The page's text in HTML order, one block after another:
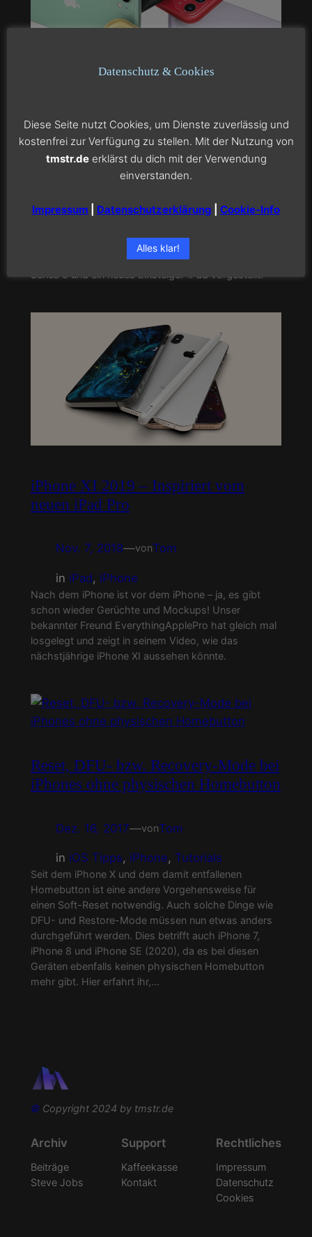
iPhone 11 & Co. | Mein erster
Eindruck
Sep. 11, 2019—vonTom
inApple Watch, iPad, iPhone
neben dem neuen iPhone 11, iPhone 11 Pro und
iPhone 11 Pro Max wurden noch die Apple Watch
Series 5 und ein neues Einsteiger-iPad vorgestellt.
iPhone XI 2019 – Inspiriert vom
neuen iPad Pro
Nov. 7, 2018—vonTom
in iPad, iPhone
Nach dem iPhone ist vor dem iPhone – ja, es gibt
schon wieder Gerüchte und Mockups! Unser
bekannter Freund EverythingApplePro hat gleich mal
losgelegt und zeigt in seinem Video, wie das
nächstjährige iPhone XI aussehen könnte.
Reset, DFU- bzw. Recovery-Mode bei
iPhones ohne physischen Homebutton
Dez. 16, 2017—vonTom
in iOS Tipps, iPhone, Tutorials
Seit dem iPhone X und dem damit entfallenen
Homebutton ist eine andere Vorgehensweise für
einen Soft-Reset notwendig. Auch solche Dinge wie
DFU- und Restore-Mode müssen nun etwas anders
durchgeführt werden. Dies betrifft auch iPhone 7,
iPhone 8 und iPhone SE (2020), da es bei diesen
Geräten ebenfalls keinen physischen Homebutton
mehr gibt. Hier erfahrt ihr,…
© Copyright 2024 by tmstr.de
Archiv
Beiträge
Steve Jobs
Support
Kaffeekasse
Kontakt
Rechtliches
Impressum
Datenschutz
Cookies
Datenschutz & Cookies
Diese Seite nutzt Cookies, um Dienste zuverlässig und
kostenfrei zur Verfügung zu stellen. Mit der Nutzung von
tmstr.deerklärst du dich mit der Verwendung
einverstanden.
Impressum Datenschutzerklärung Cookie-Info
Alles klar!